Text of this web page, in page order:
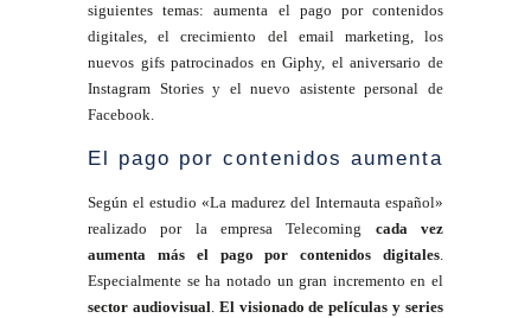
siguientes temas: aumenta el pago por contenidos
digitales, el crecimiento del email marketing, los
nuevos gifs patrocinados en Giphy, el aniversario de
Instagram Stories y el nuevo asistente personal de
Facebook.
El pago por contenidos aumenta
Según el estudio «La madurez del Internauta español»
realizado por la empresa Telecoming cada vez
aumenta más el pago por contenidos digitales.
Especialmente se ha notado un gran incremento en el
sector audiovisual. El visionado de películas y series